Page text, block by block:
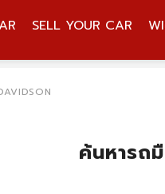
SELL YOUR CAR
ค้นหารถ